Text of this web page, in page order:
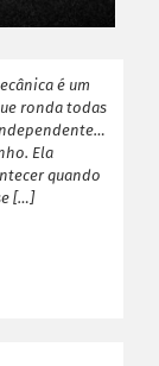
é um
ronda todas
Ela
quando
[…]